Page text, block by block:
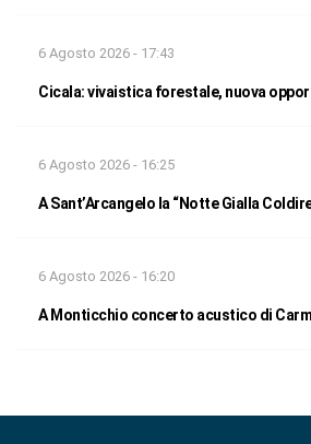
6 Agosto 2026 - 17:43
Cicala: vivaistica forestale, nuova
6 Agosto 2026 - 16:25
A Sant’Arcangelo la “Notte Gialla
6 Agosto 2026 - 16:20
A Monticchio concerto acustico di